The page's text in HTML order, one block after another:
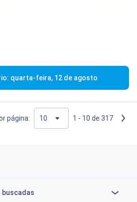
quarta-feira, 12 de agosto
página: 1 - 10 de 317
buscadas